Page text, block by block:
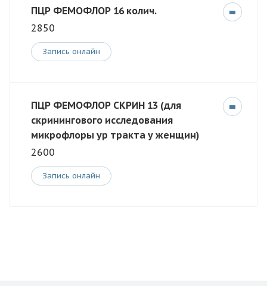
ПЦР ФЕМОФЛОР 16 колич.
2850
Запись онлайн
ПЦР ФЕМОФЛОР СКРИН 13 (для
скринингового исследования
микрофлоры ур тракта у женщин)
2600
Запись онлайн